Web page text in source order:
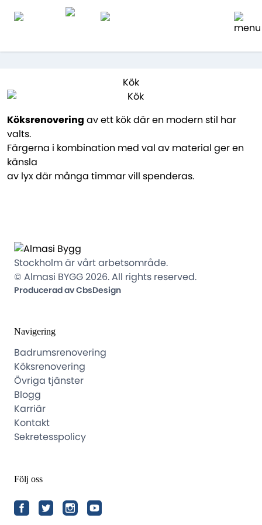
Kök
Köksrenovering av ett kök där en modern stil har
valts.
Färgerna i kombination med val av material ger en
känsla
av lyx där många timmar vill spenderas.
Stockholm är vårt arbetsområde.
© Almasi BYGG 2026. All rights reserved.
Producerad av CbsDesign
Navigering
Badrumsrenovering
Köksrenovering
Övriga tjänster
Blogg
Karriär
Kontakt
Sekretesspolicy
Följ oss